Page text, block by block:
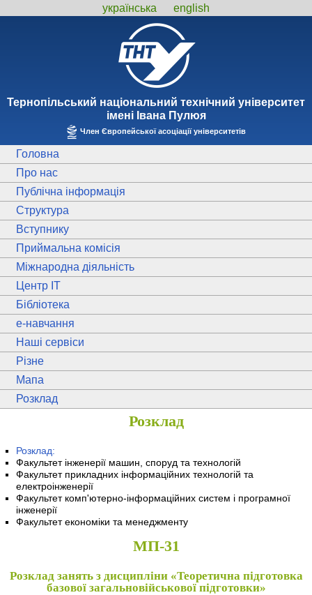
українська english
Тернопiльський національний технiчний унiверситет
iменi Iвана Пулюя
Член Європейської асоціації університетів
Головна
Про нас
Публічна інформація
Структура
Вступнику
Приймальна комісія
Міжнародна діяльність
Центр ІТ
Бібліотека
e-навчання
Наші сервіси
Різне
Мапа
Розклад
Розклад
Розклад:
Факультет інженерії машин, споруд та технологій
Факультет прикладних інформаційних технологій та
електроінженерії
Факультет комп'ютерно-інформаційних систем і програмної
інженерії
Факультет економіки та менеджменту
МП-31
Розклад занять з дисципліни «Теоретична підготовка
базової загальновійськової підготовки»